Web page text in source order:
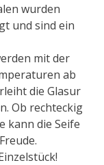
wurden
und sind ein
mit der
ab
die Glasur
Ob rechteckig
kann die Seife